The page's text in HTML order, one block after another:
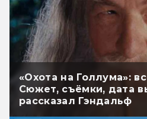
«Охота на Голлума»:
Сюжет, съёмки, дата
рассказал Гэндальф